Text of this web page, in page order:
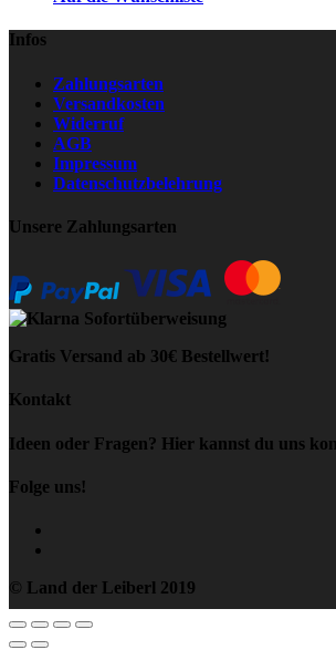
Infos
Zahlungsarten
Versandkosten
Widerruf
AGB
Impressum
Datenschutzbelehrung
Unsere Zahlungsarten
Gratis Versand ab 30€ Bestellwert!
Kontakt
Ideen oder Fragen? Hier kannst du uns
Folge uns!
© Land der Leiberl 2019